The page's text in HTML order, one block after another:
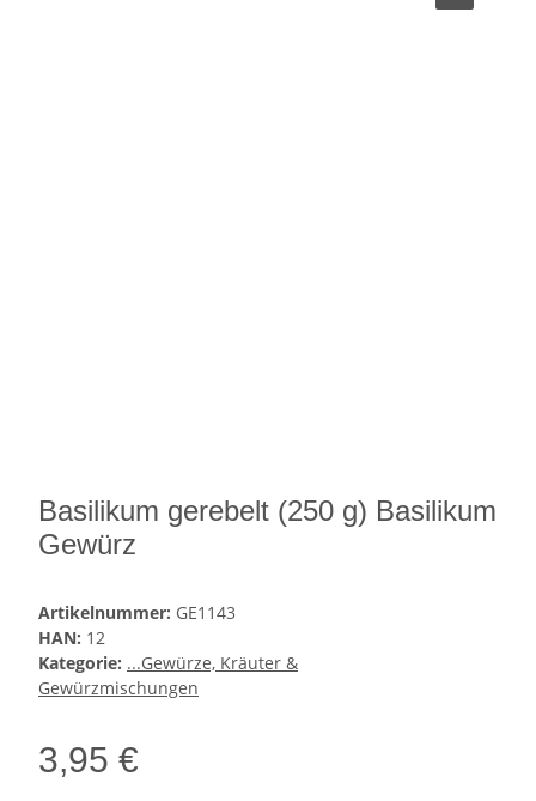
Basilikum gerebelt (250 g) Basilikum
Gewürz
Artikelnummer: GE1143
HAN: 12
Kategorie: ...Gewürze, Kräuter &
Gewürzmischungen
3,95 €